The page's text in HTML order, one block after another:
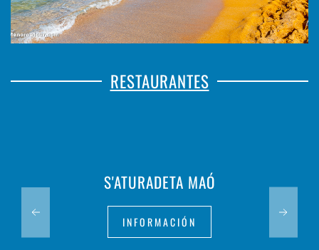
RESTAURANTES
S'ATURADETA MAÓ
INFORMACIÓN